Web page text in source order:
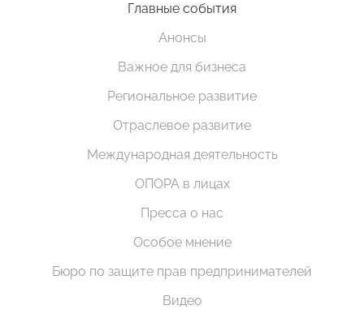
Главные события
Анонсы
Важное для бизнеса
Региональное развитие
Отраслевое развитие
Международная деятельность
ОПОРА в лицах
Пресса о нас
Особое мнение
Бюро по защите прав предпринимателей
Видео